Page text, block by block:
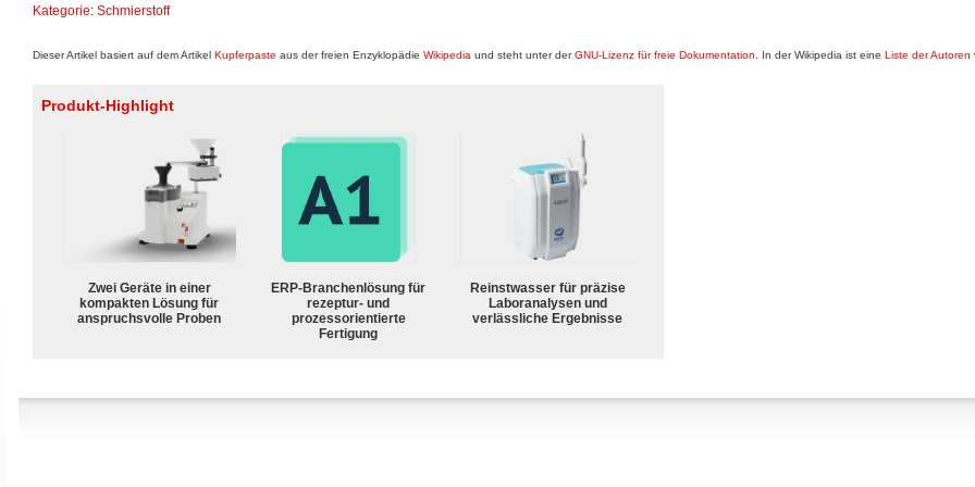
Kategorie: Schmierstoff
Dieser Artikel basiert auf dem Artikel Kupferpaste aus der freien Enzyklopädie Wikipedia und steht unter derGNU-Lizenz für freie Dokumentation . In der Wikipedia ist eine Liste der Autoren
Produkt-Highlight
Zwei Geräte in einer
kompakten Lösung für
anspruchsvolle Proben
ERP-Branchenlösung für
rezeptur- und
prozessorientierte
Fertigung
Reinstwasser für präzise
Laboranalysen und
verlässliche Ergebnisse